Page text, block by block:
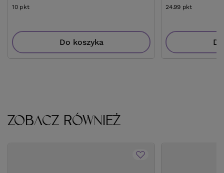
10 pktpunktów
Do koszyka
24.99 pktpunktów
ZOBACZ RÓWNIEŻ